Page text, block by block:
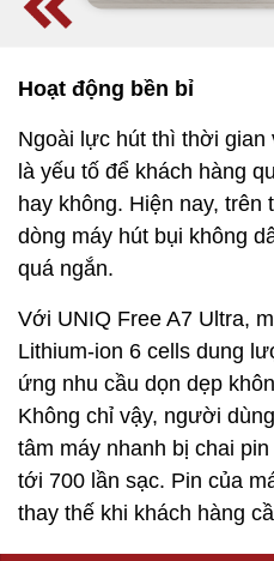
Hoạt động bền bỉ
Ngoài lực hút thì thời gian
là yếu tố để khách hàng
hay không. Hiện nay,
dòng máy hút bụi không
quá ngắn.
Với UNIQ Free A7 Ultra,
Lithium-ion 6 cells dung
ứng nhu cầu dọn dẹp
Không chỉ vậy, người
tâm máy nhanh bị chai
tới 700 lần sạc. Pin của
thay thế khi khách hàng